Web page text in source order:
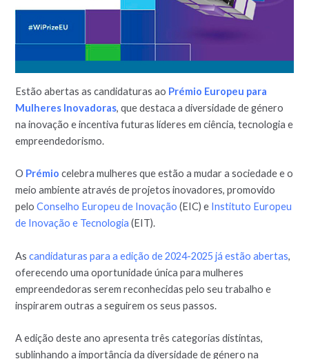
Estão abertas as candidaturas ao Prémio Europeu para
Mulheres Inovadoras, que destaca a diversidade de género
na inovação e incentiva futuras líderes em ciência, tecnologia e
empreendedorismo.
O Prémio celebra mulheres que estão a mudar a sociedade e o
meio ambiente através de projetos inovadores, promovido
peloConselho Europeu de Inovação (EIC) e Instituto Europeu
de Inovação e Tecnologia (EIT).
Ascandidaturas para a edição de 2024-2025 já estão abertas,
oferecendo uma oportunidade única para mulheres
empreendedoras serem reconhecidas pelo seu trabalho e
inspirarem outras a seguirem os seus passos.
A edição deste ano apresenta três categorias distintas,
sublinhando a importância da diversidade de género na